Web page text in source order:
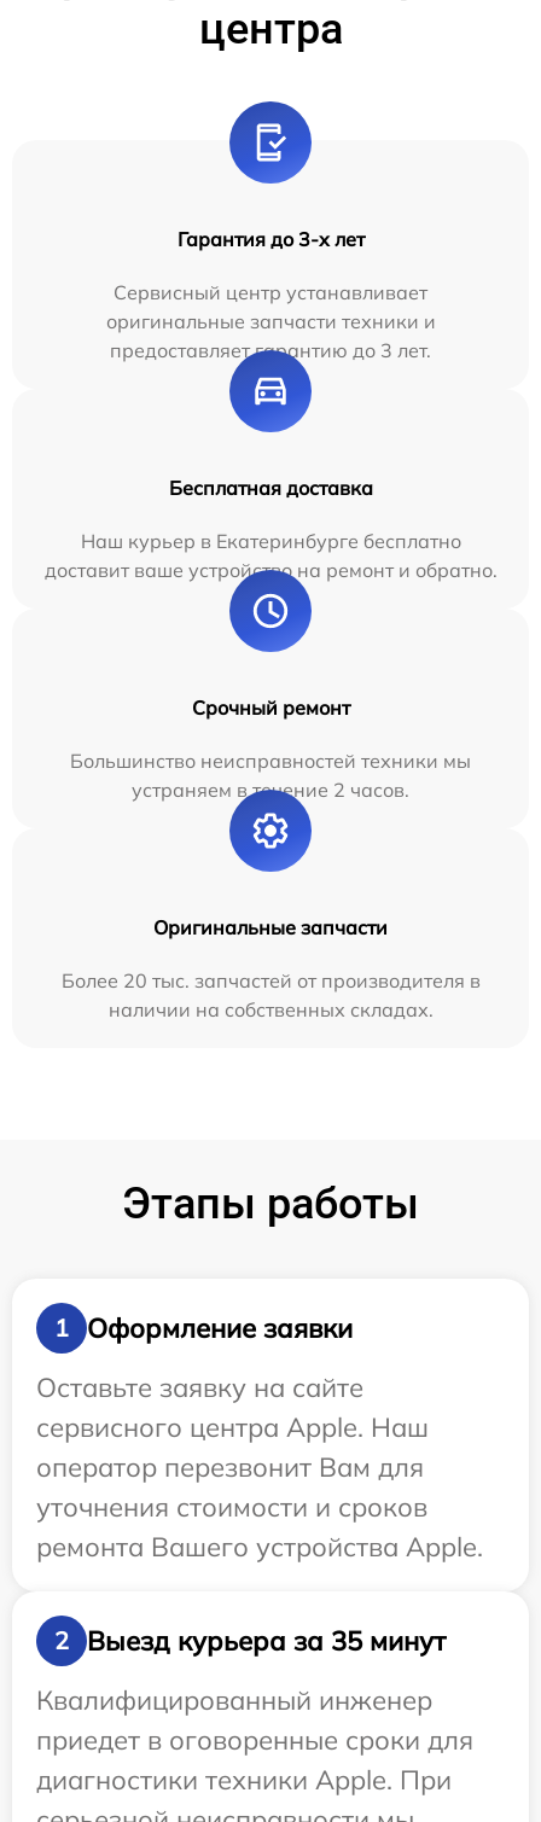
центра
Гарантия до 3-х лет
Сервисный центр устанавливает
оригинальные запчасти техники и
предоставляет гарантию до 3 лет.
Бесплатная доставка
Наш курьер в Екатеринбурге бесплатно
доставит ваше устройство на ремонт и обратно.
Срочный ремонт
Большинство неисправностей техники мы
устраняем в течение 2 часов.
Оригинальные запчасти
Более 20 тыс. запчастей от производителя в
наличии на собственных складах.
Этапы работы
1
Оформление заявки
Оставьте заявку на сайте
сервисного центра Apple. Наш
оператор перезвонит Вам для
уточнения стоимости и сроков
ремонта Вашего устройства Apple.
2
Выезд курьера за 35 минут
Квалифицированный инженер
приедет в оговоренные сроки для
диагностики техники Apple. При